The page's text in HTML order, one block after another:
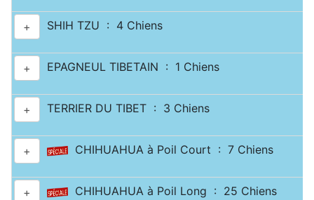
+ SHIH TZU : 4 Chiens
+ EPAGNEUL TIBETAIN : 1 Chiens
+ TERRIER DU TIBET : 3 Chiens
+ CHIHUAHUA à Poil Court : 7 Chiens
+ CHIHUAHUA à Poil Long : 25 Chiens